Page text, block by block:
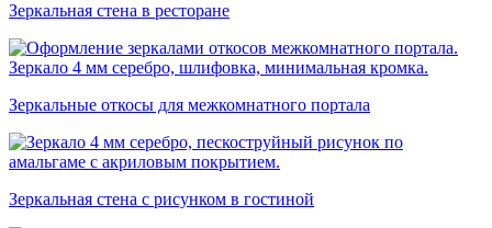
Зеркальная стена в ресторане
Зеркальные откосы для межкомнатного портала
Зеркальная стена с рисунком в гостиной